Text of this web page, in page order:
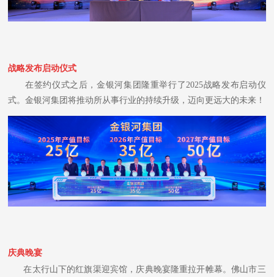
战略发布启动仪式
在签约仪式之后，金银河集团隆重举行了2025战略发布启动仪
式。金银河集团将推动所从事行业的持续升级，迈向更远大的未来！
庆典晚宴
在太行山下的红旗渠迎宾馆，庆典晚宴隆重拉开帷幕。佛山市三